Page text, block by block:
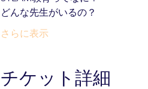
どんな先生がいるの？
さらに表示
チケット詳細